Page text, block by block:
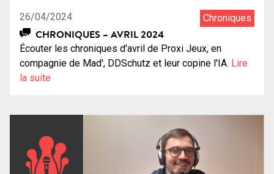
26/04/2024 Chroniques
CHRONIQUES – AVRIL 2024
Écouter les chroniques d'avril de Proxi Jeux, en
compagnie de Mad', DDSchutz et leur copine l'IA. Lire
la suite